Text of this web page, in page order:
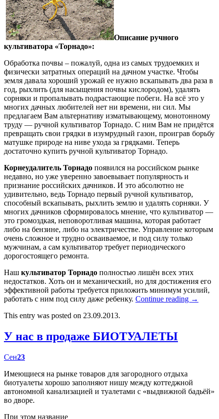
Описание ручного
культиватора «Торнадо»:
Обработка почвы – пожалуй, одна из самых трудоемких и
физически затратных операций на дачном участке. Чтобы
земля давала хороший урожай ее нужно вскапывать два раза в
год, рыхлить (для насыщения почвы кислородом), удалять
сорняки и пропалывать подрастающие побеги. На всё это у
многих дачных любителей нет ни времени, ни сил. Мы
предлагаем Вам альтернативу изматывающему, монотонному
труду — ручной культиватор Торнадо. С ним Вам не придётся
превращать свои грядки в изумрудный газон, проиграв борьбу
матушке природе на ниве ухода за грядками. Теперь
достаточно купить ручной культиватор Торнадо.
Корнеудалитель Торнадо появился на российском рынке
недавно, но уже уверенно завоевывает популярность и
признание российских дачников. И это абсолютно не
удивительно, ведь Торнадо первый ручной культиватор,
способный вскапывать, рыхлить землю и удалять сорняки. У
многих дачников сформировалось мнение, что культиватор —
это громоздкая, неповоротливая машина, которая работает
либо на бензине, либо на электричестве. Управление которым
очень сложное и трудно осваиваемое, и под силу только
мужчинам, а сам культиватор требует периодического
дорогостоящего ремонта.
Наш культиватор Торнадо полностью лишён всех этих
недостатков. Хоть он и механический, но для достижения его
эффективной работы требуется приложить минимум усилий,
работать с ним под силу даже ребенку. Continue reading →
This entry was posted on 23.09.2013.
У нас в продаже БИОТУАЛЕТЫ
Сен23
Имеющиеся на рынке товаров для загородного отдыха
биотуалеты хорошо заполняют нишу между коттеджной
автономной канализацией и туалетами с «выдвижной бадьёй»
во дворе.
При этом название